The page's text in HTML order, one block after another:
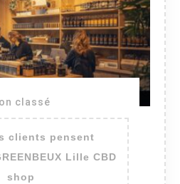
classé
clients pensent
Lille CBD
shop